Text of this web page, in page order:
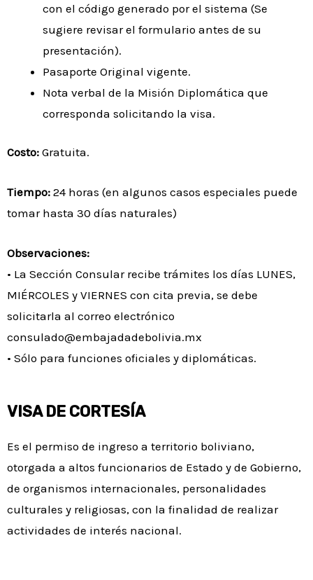
con el código generado por el sistema (Se
sugiere revisar el formulario antes de su
presentación).
Pasaporte Original vigente.
Nota verbal de la Misión Diplomática que
corresponda solicitando la visa.
Costo: Gratuita.
Tiempo: 24 horas (en algunos casos especiales puede
tomar hasta 30 días naturales)
Observaciones:
• La Sección Consular recibe trámites los días LUNES,
MIÉRCOLES y VIERNES con cita previa, se debe
solicitarla al correo electrónico
consulado@embajadadebolivia.mx
• Sólo para funciones oficiales y diplomáticas.
VISA DE CORTESÍA
Es el permiso de ingreso a territorio boliviano,
otorgada a altos funcionarios de Estado y de Gobierno,
de organismos internacionales, personalidades
culturales y religiosas, con la finalidad de realizar
actividades de interés nacional.